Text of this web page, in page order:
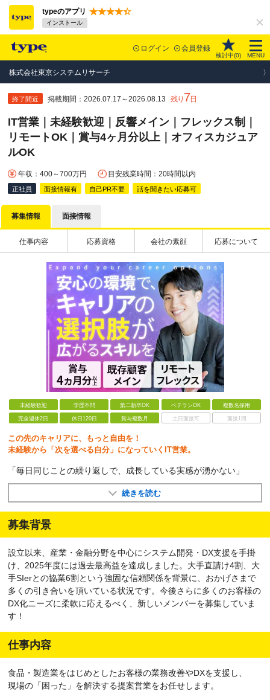
typeのアプリ
インストール
ログイン 会員登録
検討中(0) MENU
株式会社東京システムリサーチ
終了間近 掲載期間：2026.07.17～2026.08.13 残り 7日
IT営業｜未経験歓迎｜反響メイン｜フレックス制｜
リモートOK｜賞与4ヶ月分以上｜オフィスカジュア
ルOK
年収：400～700万円 目安残業時間：20時間以内
正社員 面接情報有 自己PR不要 話を聞きたい応募可
募集情報 面接情報
仕事内容 応募資格 会社の素顔 応募について
未経験歓迎 学歴不問 第二新卒OK ベテランOK 複数名採用
完全週休2日 休日120日 賞与複数月 土日面接可 面接1回
この先のキャリアに、もっと自由を！
未経験から「次を選べる自分」になっていくIT営業。
「毎日同じことの繰り返しで、成長している実感が湧かない」
続きを読む
募集背景
設立以来、産業・金融分野を中心にシステム開発・DX支援を手掛
け、2025年度には過去最高益を達成しました。大手直請け4割、大
手SIerとの協業6割という強固な信頼関係を背景に、おかげさまで
多くの引き合いを頂いている状況です。今後さらに多くのお客様の
DX化ニーズに柔軟に応えるべく、新しいメンバーを募集していま
す！
仕事内容
食品・製造業をはじめとしたお客様の業務改善やDXを支援し、
現場の「困った」を解決する提案営業をお任せします。